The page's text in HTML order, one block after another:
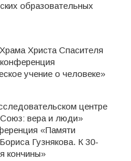
образовательных
Христа Спасителя
учение о человеке»
центре
вера и люди»
«Памяти
Гузнякова. К 30-
кончины»